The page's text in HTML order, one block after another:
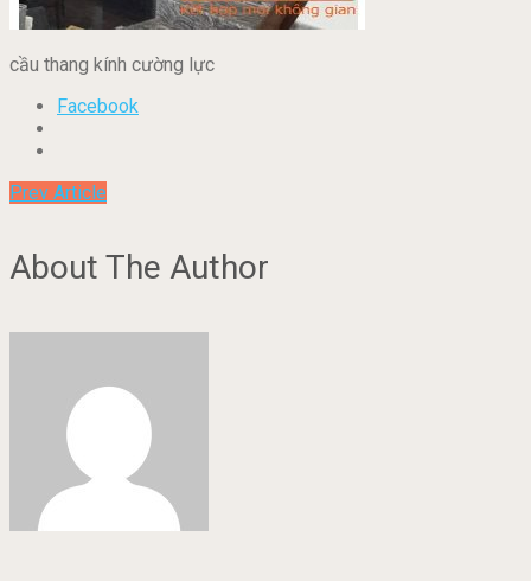
cầu thang kính cường lực
Facebook
Prev Article
About The Author